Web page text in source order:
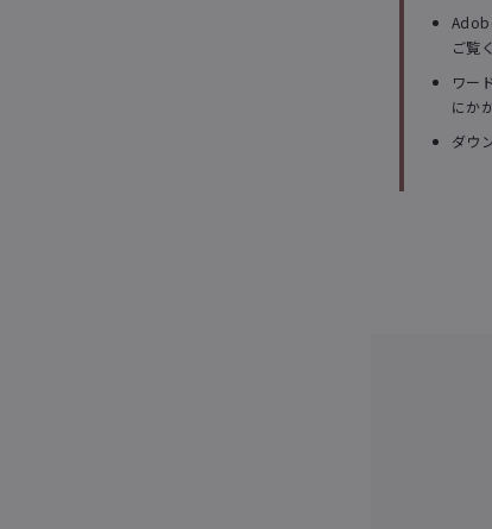
ご覧
ワー
にか
ダウ